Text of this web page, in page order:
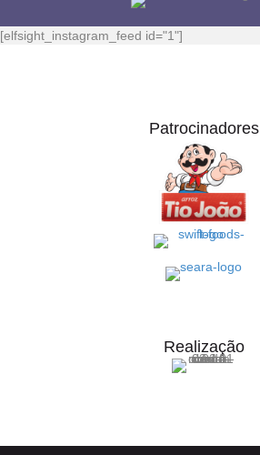
[elfsight_instagram_feed id="1"]
Patrocinadores
Realização